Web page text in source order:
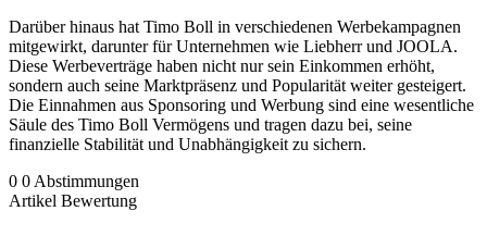
Darüber hinaus hat Timo Boll in verschiedenen Werbekampagnen
mitgewirkt, darunter für Unternehmen wie Liebherr und JOOLA.
Diese Werbeverträge haben nicht nur sein Einkommen erhöht,
sondern auch seine Marktpräsenz und Popularität weiter gesteigert.
Die Einnahmen aus Sponsoring und Werbung sind eine wesentliche
Säule des Timo Boll Vermögens und tragen dazu bei, seine
finanzielle Stabilität und Unabhängigkeit zu sichern.
0 0 Abstimmungen
Artikel Bewertung